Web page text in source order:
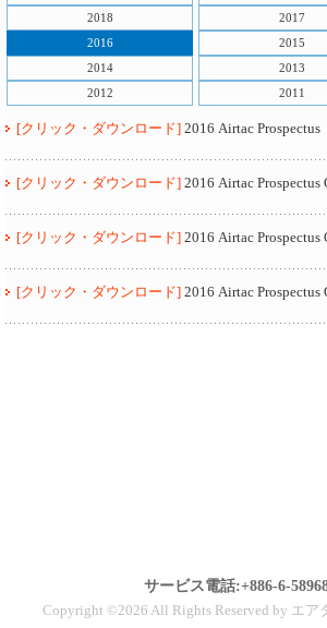
2018
2017
2016
2015
2014
2013
2012
2011
[クリック・ダウンロード] 2016 Airtac Prospectus
[クリック・ダウンロード] 2016 Airtac Prospectus
[クリック・ダウンロード] 2016 Airtac Prospectus
[クリック・ダウンロード] 2016 Airtac Prospectus
サービス電話:+886-6-
Copyright ©2026 All Rights Reserved by エア